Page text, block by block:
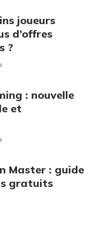
joueurs
d’offres
?
: nouvelle
et
Master : guide
gratuits